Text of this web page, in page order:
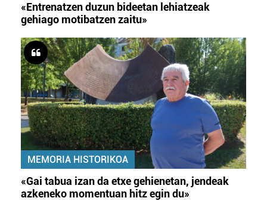
«Entrenatzen duzun bideetan lehiatzeak
gehiago motibatzen zaitu»
MEMORIA HISTORIKOA
«Gai tabua izan da etxe gehienetan, jendeak
azkeneko momentuan hitz egin du»